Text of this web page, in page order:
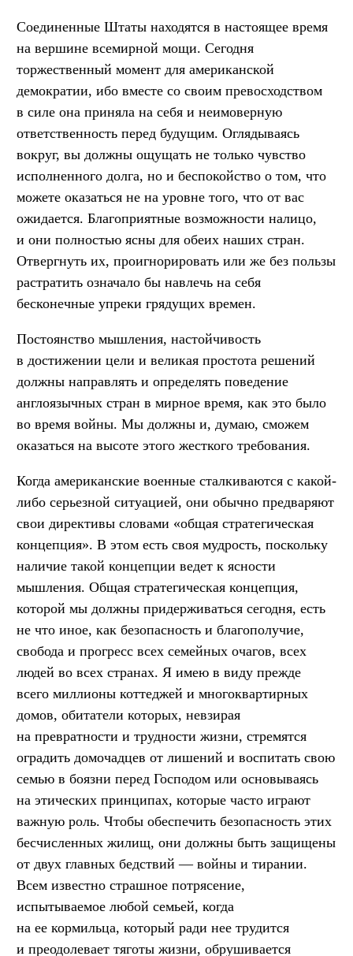
Соединенные Штаты находятся в настоящее время
на вершине всемирной мощи. Сегодня
торжественный момент для американской
демократии, ибо вместе со своим превосходством
в силе она приняла на себя и неимоверную
ответственность перед будущим. Оглядываясь
вокруг, вы должны ощущать не только чувство
исполненного долга, но и беспокойство о том, что
можете оказаться не на уровне того, что от вас
ожидается. Благоприятные возможности налицо,
и они полностью ясны для обеих наших стран.
Отвергнуть их, проигнорировать или же без пользы
растратить означало бы навлечь на себя
бесконечные упреки грядущих времен.
Постоянство мышления, настойчивость
в достижении цели и великая простота решений
должны направлять и определять поведение
англоязычных стран в мирное время, как это было
во время войны. Мы должны и, думаю, сможем
оказаться на высоте этого жесткого требования.
Когда американские военные сталкиваются с какой-
либо серьезной ситуацией, они обычно предваряют
свои директивы словами «общая стратегическая
концепция». В этом есть своя мудрость, поскольку
наличие такой концепции ведет к ясности
мышления. Общая стратегическая концепция,
которой мы должны придерживаться сегодня, есть
не что иное, как безопасность и благополучие,
свобода и прогресс всех семейных очагов, всех
людей во всех странах. Я имею в виду прежде
всего миллионы коттеджей и многоквартирных
домов, обитатели которых, невзирая
на превратности и трудности жизни, стремятся
оградить домочадцев от лишений и воспитать свою
семью в боязни перед Господом или основываясь
на этических принципах, которые часто играют
важную роль. Чтобы обеспечить безопасность этих
бесчисленных жилищ, они должны быть защищены
от двух главных бедствий — войны и тирании.
Всем известно страшное потрясение,
испытываемое любой семьей, когда
на ее кормильца, который ради нее трудится
и преодолевает тяготы жизни, обрушивается